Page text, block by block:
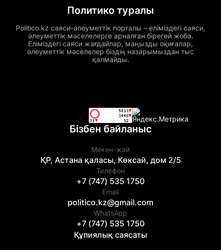
Политико туралы
Politico.kz саяси-әлеуметтік порталы – еліміздегі саяси,
әлеуметтік мәселелерге арналған бірегей жоба.
Еліміздегі саяси жағдайлар, маңызды оқиғалар,
әлеуметтік мәселелер біздің назарымыздан тыс
қалмайды.
Бізбен байланыс
Мекен-жай
ҚР, Астана қаласы, Көксай, дом 2/5
Телефон
+7 (747) 535 1750
Email
politico.kz@gmail.com
WhatsApp
+7 (747) 535 1750
Құпиялық саясаты